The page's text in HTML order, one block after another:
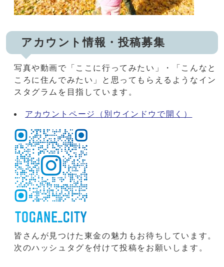
アカウント情報・投稿募集
写真や動画で「ここに行ってみたい」・「こんなと
ころに住んでみたい」と思ってもらえるようなイン
スタグラムを目指しています。
アカウントページ （別ウインドウで開く）
皆さんが見つけた東金の魅力もお待ちしています。
次のハッシュタグを付けて投稿をお願いします。